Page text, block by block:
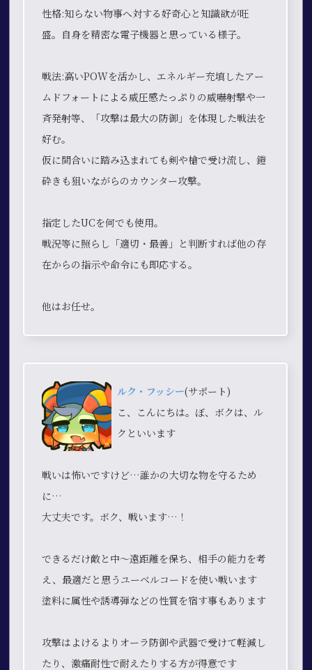
性格:知らない物事へ対する好奇心と知識欲が旺
盛。自身を精密な電子機器と思っている様子。
戦法:高いPOWを活かし、エネルギー充填したアー
ムドフォートによる威圧感たっぷりの威嚇射撃や一
斉発射等、「攻撃は最大の防御」を体現した戦法を
好む。
仮に間合いに踏み込まれても剣や槍で受け流し、鎧
砕きも狙いながらのカウンター攻撃。
指定したUCを何でも使用。
戦況等に照らし「適切・最善」と判断すれば他の存
在からの指示や命令にも即応する。
他はお任せ。
ルク・フッシー(サポート)
こ、こんにちは。ぼ、ボクは、ル
クといいます
戦いは怖いですけど…誰かの大切な物を守るため
に…
大丈夫です。ボク、戦います…！
できるだけ敵と中〜遠距離を保ち、相手の能力を考
え、最適だと思うユーベルコードを使い戦います
塗料に属性や誘導弾などの性質を宿す事もあります
攻撃はよけるよりオーラ防御や武器で受けて軽減し
たり、激痛耐性で耐えたりする方が得意です